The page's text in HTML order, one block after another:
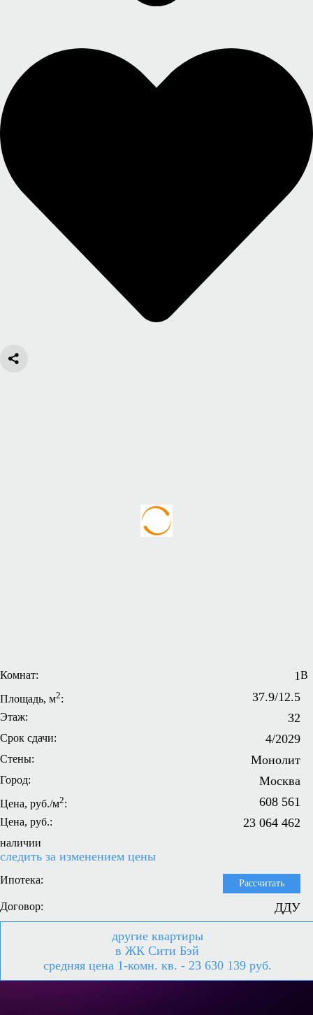
Комнат: 1
Площадь, м2: 37.9/12.5
Этаж: 32
Срок сдачи: 4/2029
Стены: Монолит
Город: Москва
Цена, руб./м2: 608 561
Цена, руб.: 23 064 462
В
наличии
следить за изменением цены
Ипотека: Рассчитать
Договор: ДДУ
другие квартиры
в ЖК Сити Бэй
средняя цена 1-комн. кв. - 23 630 139 руб.